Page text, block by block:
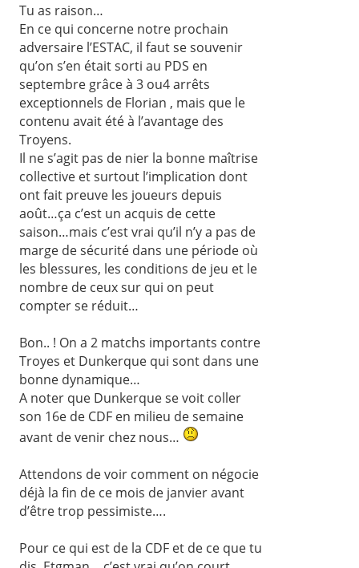
Tu as raison…
En ce qui concerne notre prochain
adversaire l’ESTAC, il faut se souvenir
qu’on s’en était sorti au PDS en
septembre grâce à 3 ou4 arrêts
exceptionnels de Florian , mais que le
contenu avait été à l’avantage des
Troyens.
Il ne s’agit pas de nier la bonne maîtrise
collective et surtout l’implication dont
ont fait preuve les joueurs depuis
août…ça c’est un acquis de cette
saison…mais c’est vrai qu’il n’y a pas de
marge de sécurité dans une période où
les blessures, les conditions de jeu et le
nombre de ceux sur qui on peut
compter se réduit…
Bon.. ! On a 2 matchs importants contre
Troyes et Dunkerque qui sont dans une
bonne dynamique…
A noter que Dunkerque se voit coller
son 16e de CDF en milieu de semaine
avant de venir chez nous…
Attendons de voir comment on négocie
déjà la fin de ce mois de janvier avant
d’être trop pessimiste….
Pour ce qui est de la CDF et de ce que tu